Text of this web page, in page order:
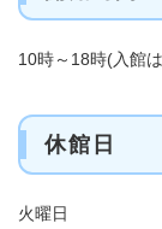
10時～18時(入館
休館日
火曜日